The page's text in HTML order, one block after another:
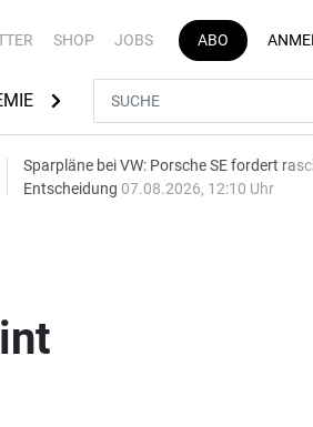
SHOP JOBS ABO
AUTOMARKEN
Sparpläne bei VW: Porsche SE fordert
Entscheidung 07.08.2026, 12:10 Uhr